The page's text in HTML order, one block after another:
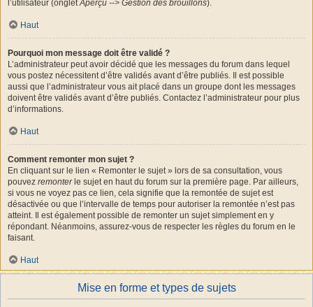
l’utilisateur (ongletAperçu --> Gestion des brouillons).
Haut
Pourquoi mon message doit être validé ?
L’administrateur peut avoir décidé que les messages du forum dans lequel
vous postez nécessitent d’être validés avant d’être publiés. Il est possible
aussi que l’administrateur vous ait placé dans un groupe dont les messages
doivent être validés avant d’être publiés. Contactez l’administrateur pour plus
d’informations.
Haut
Comment remonter mon sujet ?
En cliquant sur le lien « Remonter le sujet » lors de sa consultation, vous
pouvez remonterle sujet en haut du forum sur la première page. Par ailleurs,
si vous ne voyez pas ce lien, cela signifie que la remontée de sujet est
désactivée ou que l’intervalle de temps pour autoriser la remontée n’est pas
atteint. Il est également possible de remonter un sujet simplement en y
répondant. Néanmoins, assurez-vous de respecter les règles du forum en le
faisant.
Haut
Mise en forme et types de sujets